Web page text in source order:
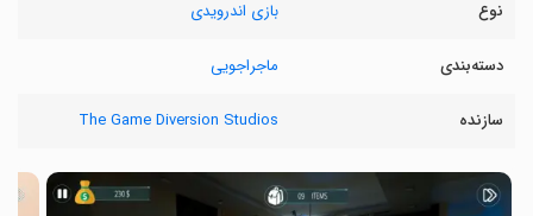
نوع بازی اندرویدی
دسته‌بندی ماجراجویی
سازنده The Game Diversion Studios